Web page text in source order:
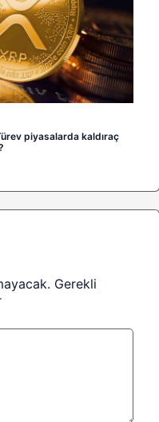
piyasalarda kaldıraç
Gerekli